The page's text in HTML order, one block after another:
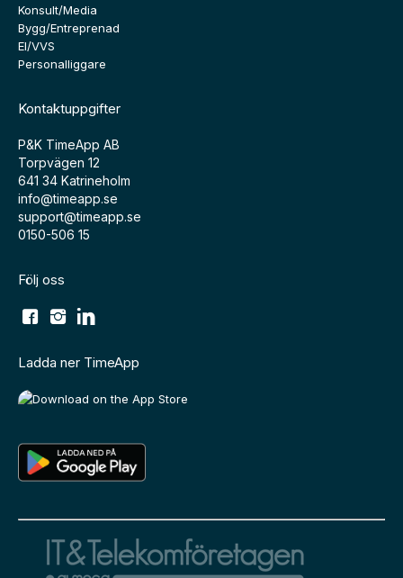
Konsult/Media
Bygg/Entreprenad
El/VVS
Personalliggare
Kontaktuppgifter
P&K TimeApp AB
Torpvägen 12
641 34 Katrineholm
info@timeapp.se
support@timeapp.se
0150-506 15
Följ oss
Ladda ner TimeApp